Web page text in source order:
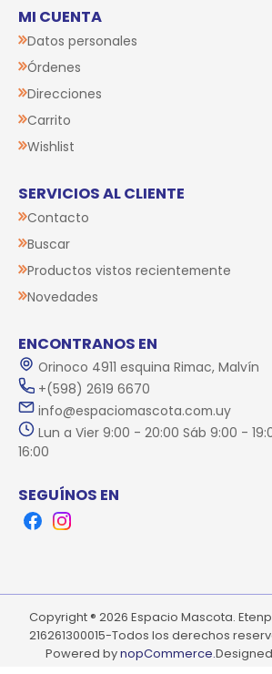
MI CUENTA
Datos personales
Órdenes
Direcciones
Carrito
Wishlist
SERVICIOS AL CLIENTE
Contacto
Buscar
Productos vistos recientemente
Novedades
ENCONTRANOS EN
Orinoco 4911 esquina Rimac, Malvín
+(598) 2619 6670
info@espaciomascota.com.uy
Lun a Vier 9:00 - 20:00 Sáb 9:00 -
16:00
SEGUÍNOS EN
FacebookInstagram
Copyright ® 2026 Espacio Mascota.
216261300015-Todos los derechos
Powered bynopCommerce.